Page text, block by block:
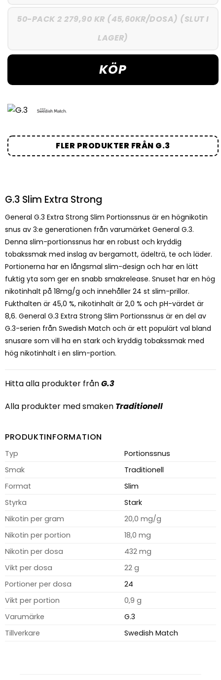
50-PACK 2 279,90 KR (45,60KR/DOSA) (SLUT I
LAGER)
KÖP
FLER PRODUKTER FRÅN G.3
G.3 Slim Extra Strong
General G.3 Extra Strong Slim Portionssnus är en högnikotin
snus av 3:e generationen från varumärket General G.3.
Denna slim-portionssnus har en robust och kryddig
tobakssmak med inslag av bergamott, ädelträ, te och läder.
Portionerna har en långsmal slim-design och har en lätt
fuktig yta som ger en snabb smakrelease. Snuset har en hög
nikotinhalt på 18mg/g och innehåller 24 st slim-prillor.
Fukthalten är 45,0 %, nikotinhalt är 2,0 % och pH-värdet är
8,6. General G.3 Extra Strong Slim Portionssnus är en del av
G.3-serien från Swedish Match och är ett populärt val bland
snusare som vill ha en stark och kryddig tobakssmak med
hög nikotinhalt i en slim-portion.
Hitta alla produkter frånG.3
Alla produkter med smaken Traditionell
PRODUKTINFORMATION
Typ
Portionssnus
Smak
Traditionell
Format
Slim
Styrka
Stark
Nikotin per gram
20,0 mg/g
Nikotin per portion
18,0 mg
Nikotin per dosa
432 mg
Vikt per dosa
22 g
Portioner per dosa
24
Vikt per portion
0,9 g
Varumärke
G.3
Tillverkare
Swedish Match